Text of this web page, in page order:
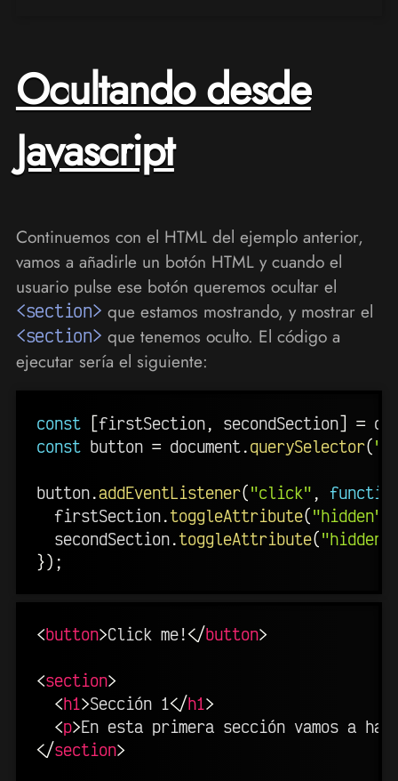
Ocultando desde
Javascript
Continuemos con el HTML del ejemplo anterior,
vamos a añadirle un botón HTML y cuando el
usuario pulse ese botón queremos ocultar el
<section> que estamos mostrando, y mostrar el
<section> que tenemos oculto. El código a
ejecutar sería el siguiente:
const [firstSection secondSection] =
const button = document . querySelector(
button. addEventListener("click"
  firstSection
. toggleAttribute("hidden"
  secondSection
. toggleAttribute("hidden"
}) ;
<button>Click me!</button>
<section>
<h1>Sección 1</h1>
<p>En esta primera sección vamos a
</section>